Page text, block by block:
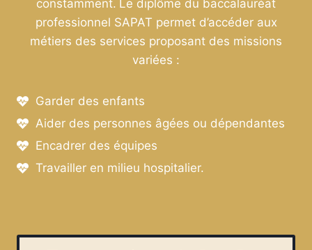
constamment. Le diplôme du baccalauréat
professionnel SAPAT permet d’accéder aux
métiers des services proposant des missions
variées :
Garder des enfants
Aider des personnes âgées ou dépendantes
Encadrer des équipes
Travailler en milieu hospitalier.